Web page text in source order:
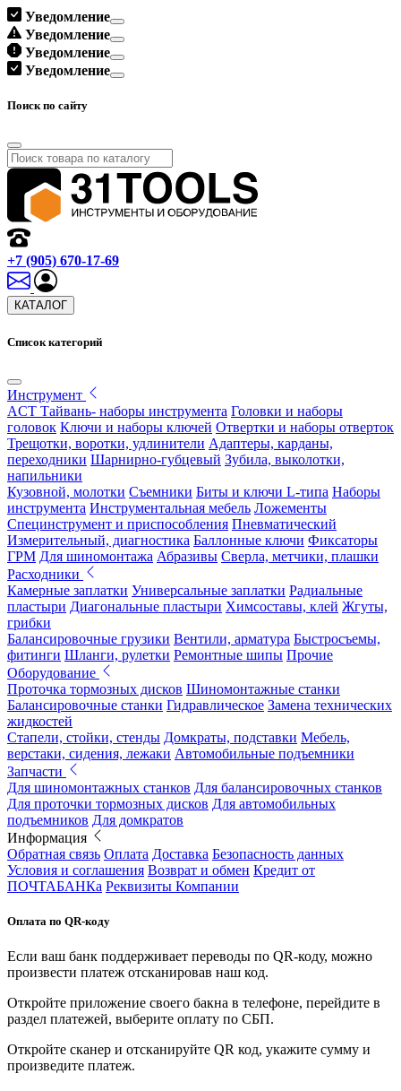
Уведомление
Уведомление
Уведомление
Уведомление
Поиск по сайту
+7 (905) 670-17-69
КАТАЛОГ
Список категорий
Инструмент
ACT Тайвань- наборы инструмента Головки и наборы
головок Ключи и наборы ключей Отвертки и наборы отверток
Трещотки, воротки, удлинители Адаптеры, карданы,
переходники Шарнирно-губцевый Зубила, выколотки,
напильники
Кузовной, молотки Съемники Биты и ключи L-типа Наборы
инструмента Инструментальная мебель Ложементы
Специнструмент и приспособления Пневматический
Измерительный, диагностика Баллонные ключи Фиксаторы
ГРМ Для шиномонтажа Абразивы Сверла, метчики, плашки
Расходники
Камерные заплатки Универсальные заплатки Радиальные
пластыри Диагональные пластыри Химсоставы, клей Жгуты,
грибки
Балансировочные грузики Вентили, арматура Быстросъемы,
фитинги Шланги, рулетки Ремонтные шипы Прочие
Оборудование
Проточка тормозных дисков Шиномонтажные станки
Балансировочные станки Гидравлическое Замена технических
жидкостей
Стапели, стойки, стенды Домкраты, подставки Мебель,
верстаки, сидения, лежаки Автомобильные подъемники
Запчасти
Для шиномонтажных станков Для балансировочных станков
Для проточки тормозных дисков Для автомобильных
подъемников Для домкратов
Информация
Обратная связь Оплата Доставка Безопасность данных
Условия и соглашения Возврат и обмен Кредит от
ПОЧТАБАНКа Реквизиты Компании
Оплата по QR-коду
Если ваш банк поддерживает переводы по QR-коду, можно
произвести платеж отсканировав наш код.
Откройте приложение своего бакна в телефоне, перейдите в
раздел платежей, выберите оплату по СБП.
Откройте сканер и отсканируйте QR код, укажите сумму и
произведите платеж.